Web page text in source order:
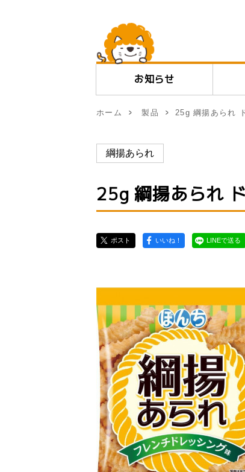
お知らせ
ホーム 製品 25g 綱揚あられ
綱揚あられ
25g 綱揚あられ